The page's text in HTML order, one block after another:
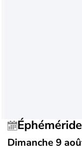
Éphéméride
Dimanche 9